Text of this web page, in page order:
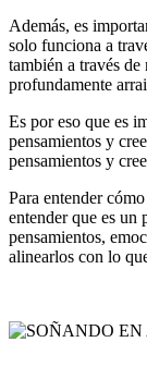
Además, es
solo funciona a
también a través de
profundamente
Es por eso que es
pensamientos y
pensamientos y
Para entender
entender que es un
pensamientos,
alinearlos con lo